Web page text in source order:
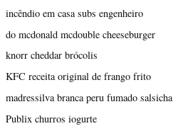
incêndio em casa subs engenheiro
do mcdonald mcdouble cheeseburger
knorr cheddar brócolis
KFC receita original de frango frito
madressilva branca peru fumado salsicha
Publix churros iogurte